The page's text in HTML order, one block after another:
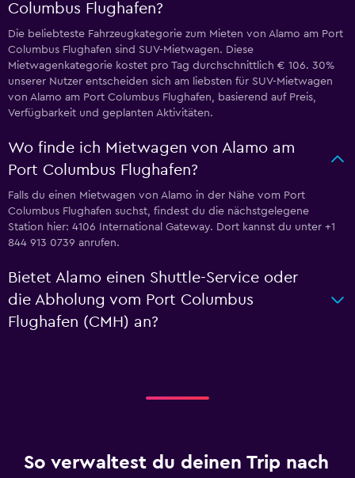
Columbus Flughafen?
Die beliebteste Fahrzeugkategorie zum Mieten von Alamo am Port
Columbus Flughafen sind SUV-Mietwagen. Diese
Mietwagenkategorie kostet pro Tag durchschnittlich € 106. 30%
unserer Nutzer entscheiden sich am liebsten für SUV-Mietwagen
von Alamo am Port Columbus Flughafen, basierend auf Preis,
Verfügbarkeit und geplanten Aktivitäten.
Wo finde ich Mietwagen von Alamo am
Port Columbus Flughafen?
Falls du einen Mietwagen von Alamo in der Nähe vom Port
Columbus Flughafen suchst, findest du die nächstgelegene
Station hier: 4106 International Gateway. Dort kannst du unter +1
844 913 0739 anrufen.
Bietet Alamo einen Shuttle-Service oder
die Abholung vom Port Columbus
Flughafen (CMH) an?
So verwaltest du deinen Trip nach